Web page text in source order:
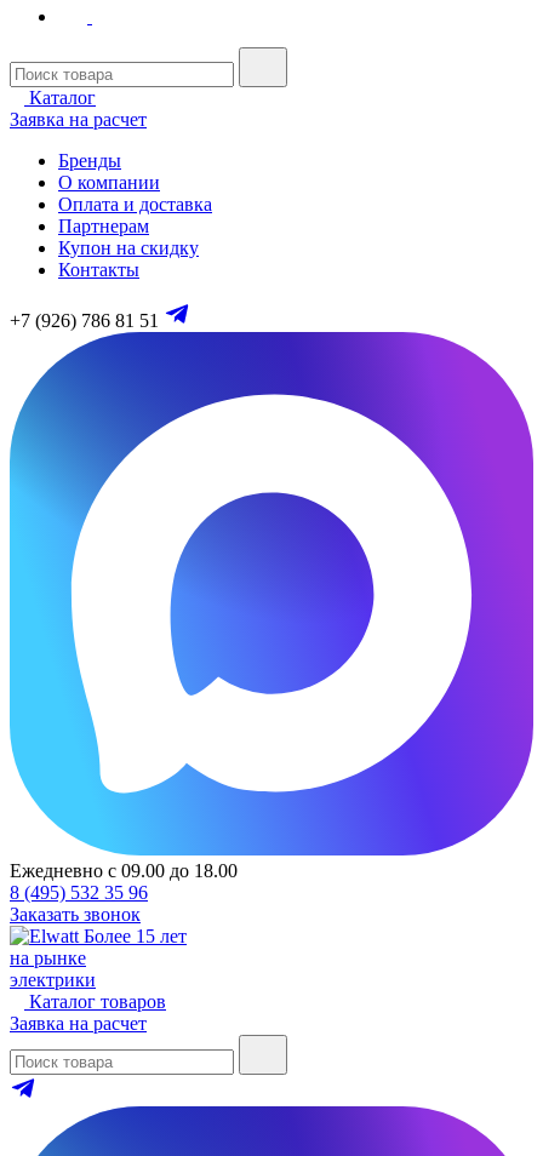
Каталог
Заявка на расчет
Бренды
О компании
Оплата и доставка
Партнерам
Купон на скидку
Контакты
+7 (926) 786 81 51
Ежедневно с 09.00 до 18.00
8 (495) 532 35 96
Заказать звонок
Более 15 лет
на рынке
электрики
Каталог товаров
Заявка на расчет